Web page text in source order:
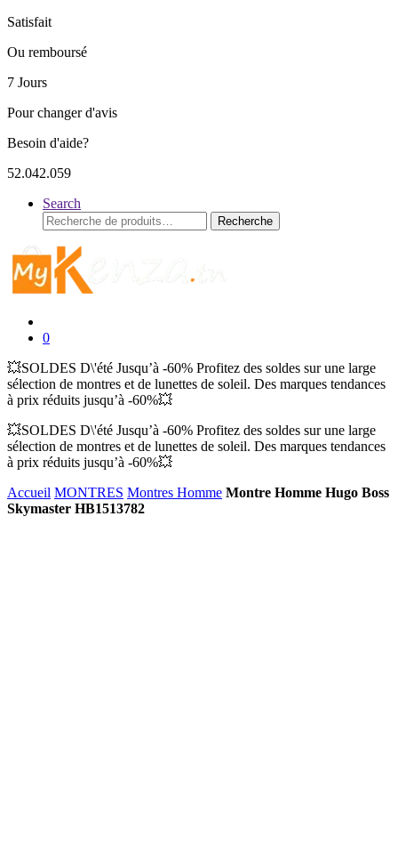
Satisfait
Ou remboursé
7 Jours
Pour changer d'avis
Besoin d'aide?
52.042.059
Search
Recherche
pour :
Recherche
0
💥SOLDES D\'été Jusqu’à -60% Profitez des soldes sur une large
sélection de montres et de lunettes de soleil. Des marques tendances
à prix réduits jusqu’à -60%💥
💥SOLDES D\'été Jusqu’à -60% Profitez des soldes sur une large
sélection de montres et de lunettes de soleil. Des marques tendances
à prix réduits jusqu’à -60%💥
Accueil MONTRES Montres Homme Montre Homme Hugo Boss
Skymaster HB1513782